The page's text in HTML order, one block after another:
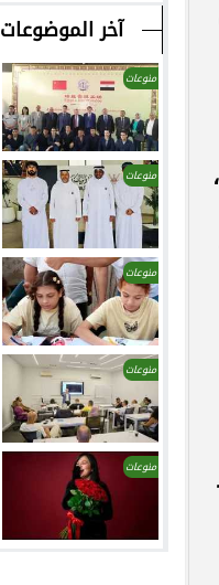
آخر الموضوعات
منوعات
منوعات
منوعات
منوعات
منوعات